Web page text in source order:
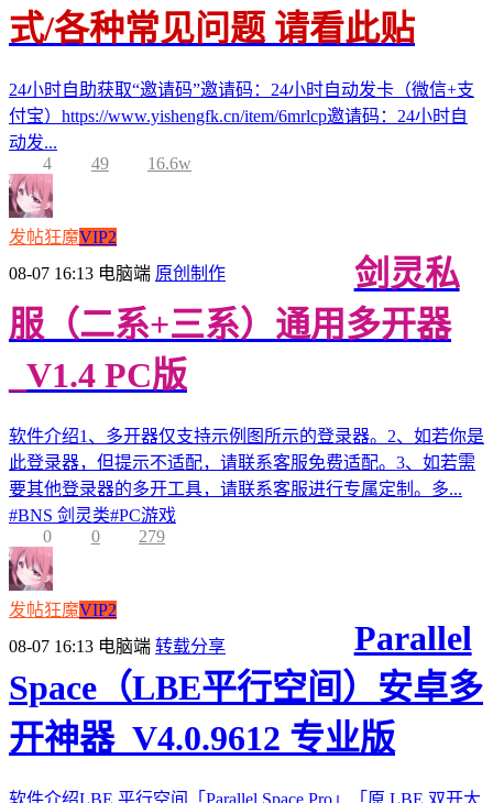
式/各种常见问题 请看此贴
24小时自助获取“邀请码”邀请码：24小时自动发卡（微信+支
付宝）https://www.yishengfk.cn/item/6mrlcp邀请码：24小时自
动发...
4
49 16.6w
发帖狂魔VIP2
08-07 16:13 电脑端 原创制作
剑灵私
服（二系+三系）通用多开器
_V1.4 PC版
软件介绍1、多开器仅支持示例图所示的登录器。2、如若你是
此登录器，但提示不适配，请联系客服免费适配。3、如若需
要其他登录器的多开工具，请联系客服进行专属定制。多...
#BNS 剑灵类#PC游戏
0
0 279
发帖狂魔VIP2
08-07 16:13 电脑端 转载分享
Parallel
Space（LBE平行空间）安卓多
开神器_V4.0.9612 专业版
软件介绍LBE 平行空间「Parallel Space Pro」「原 LBE 双开大